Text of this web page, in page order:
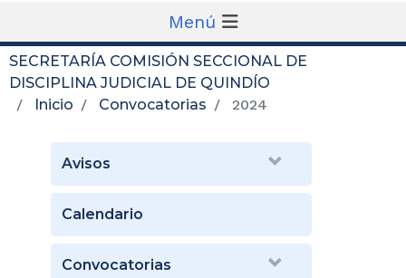
Menú
SECRETARÍA COMISIÓN SECCIONAL DE
DISCIPLINA JUDICIAL DE QUINDÍO
Inicio
Convocatorias 2024
Avisos
Calendario
Convocatorias